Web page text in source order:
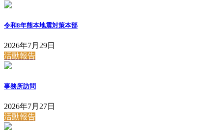
令和8年熊本地震対策本部
2026年7月29日
活動報告
事務所訪問
2026年7月27日
活動報告